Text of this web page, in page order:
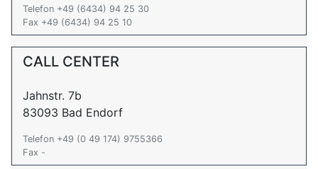
Telefon +49 (6434) 94 25 30
Fax +49 (6434) 94 25 10
CALL CENTER
Jahnstr. 7b
83093 Bad Endorf
Telefon +49 (0 49 174) 9755366
Fax -